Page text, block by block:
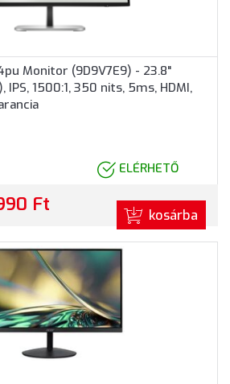
Monitor (9D9V7E9) - 23.8"
IPS, 1500:1, 350 nits, 5ms, HDMI,
ELÉRHETŐ
Ft kosárba